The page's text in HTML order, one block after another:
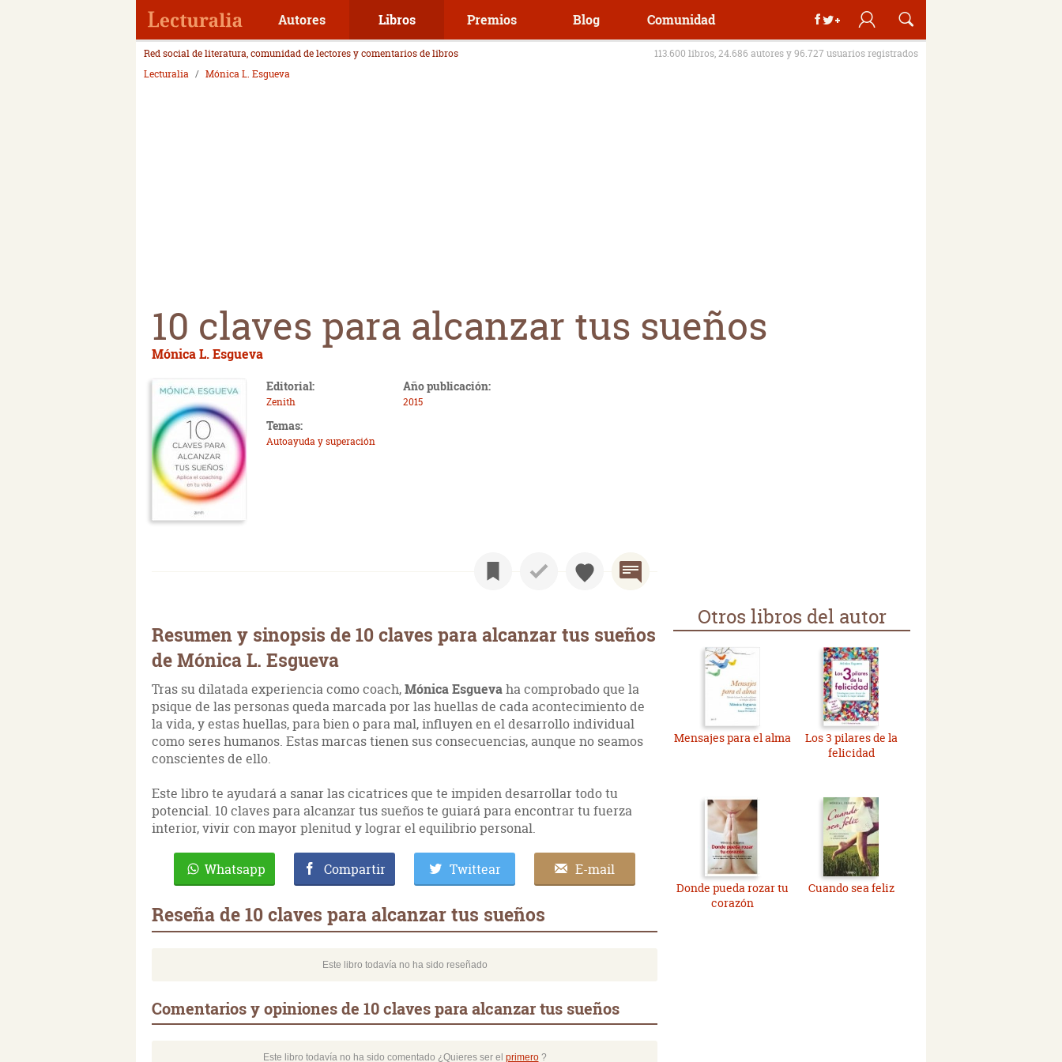
Autores Libros Premios Blog Comunidad
Red social de literatura, comunidad de lectores y comentarios de libros
113.600 libros, 24.686 autores y 96.727 usuarios registrados
Lecturalia
Mónica L. Esgueva
10 claves para alcanzar tus sueños
Mónica L. Esgueva
Editorial:
Zenith
Año publicación:
2015
Temas:
Autoayuda y superación
Resumen y sinopsis de 10 claves para alcanzar tus sueños
de Mónica L. Esgueva
Tras su dilatada experiencia como coach,Mónica Esguevaha comprobado que la
psique de las personas queda marcada por las huellas de cada acontecimiento de
la vida, y estas huellas, para bien o para mal, influyen en el desarrollo individual
como seres humanos. Estas marcas tienen sus consecuencias, aunque no seamos
conscientes de ello.
Este libro te ayudará a sanar las cicatrices que te impiden desarrollar todo tu
potencial. 10 claves para alcanzar tus sueños te guiará para encontrar tu fuerza
interior, vivir con mayor plenitud y lograr el equilibrio personal.
Whatsapp Compartir Twittear E-mail
Reseña de 10 claves para alcanzar tus sueños
Este libro todavía no ha sido reseñado
Comentarios y opiniones de 10 claves para alcanzar tus sueños
Este libro todavía no ha sido comentado ¿Quieres ser el primero?
Otros libros del autor
Mensajes para el alma
Los 3 pilares de la
felicidad
Donde pueda rozar tu
corazón
Cuando sea feliz